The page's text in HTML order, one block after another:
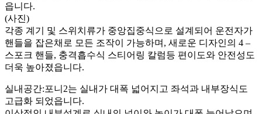
읍니다.
(사진)
각종 계기 및 스위치류가 중앙집중식으로 설계되어 운전자가
핸들을 잡은채로 모든 조작이 가능하며, 새로운 디자인의 4 –
스포크 핸들, 충격흡수식 스티어링 칼럼등 편이도와 안전성도
더욱 높아졌읍니다.
실내공간:포니2는 실내가 대폭 넓어지고 좌석과 내부장식도
고급화 되었읍니다.